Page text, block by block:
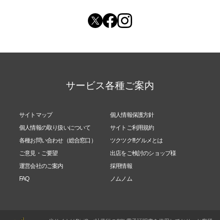
サービス各種ご案内
サイトマップ
個人情報保護方針
個人情報の取り扱いについて
サイトご利用規約
各種お問い合わせ（総合窓口）
ツクツク!!!グルメとは
ご意見・ご要望
出店をご検討のショップ様
運営会社のご案内
採用情報
FAQ
ノムノム